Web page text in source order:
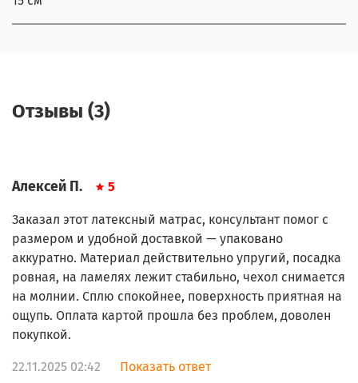
Отзывы (3)
Алексей П. 5
Заказал этот латексный матрас, консультант помог с
размером и удобной доставкой — упаковано
аккуратно. Материал действительно упругий, посадка
ровная, на ламелях лежит стабильно, чехол снимается
на молнии. Сплю спокойнее, поверхность приятная на
ощупь. Оплата картой прошла без проблем, доволен
покупкой.
22.11.2025 02:42 Показать ответ